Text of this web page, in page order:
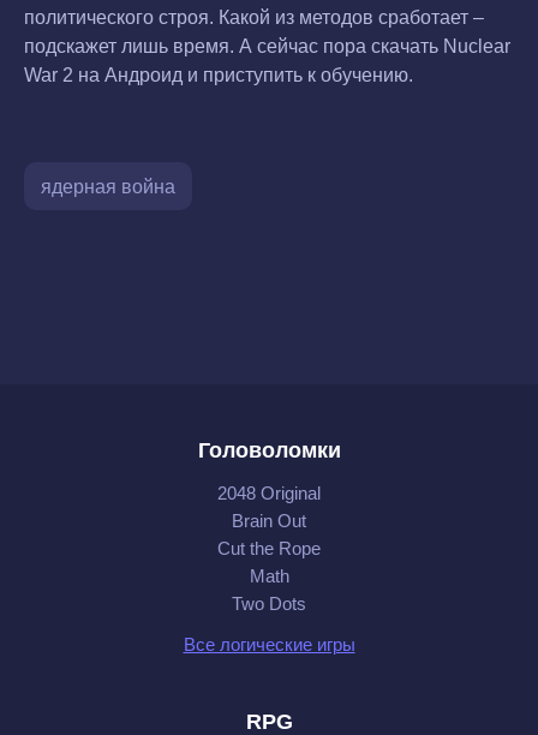
политического строя. Какой из методов сработает –
подскажет лишь время. А сейчас пора скачать Nuclear
War 2 на Андроид и приступить к обучению.
ядерная война
Головоломки
2048 Original
Brain Out
Cut the Rope
Math
Two Dots
Все логические игры
RPG